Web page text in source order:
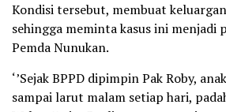
Kondisi tersebut, membuat
sehingga meminta kasus ini menjadi
Pemda Nunukan.
‘’Sejak BPPD dipimpin Pak Roby,
sampai larut malam setiap hari,